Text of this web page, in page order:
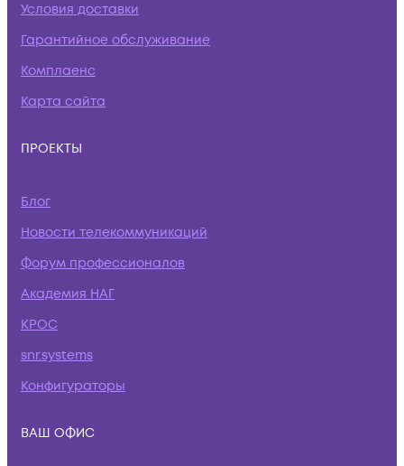
Условия доставки
Гарантийное обслуживание
Комплаенс
Карта сайта
ПРОЕКТЫ
Блог
Новости телекоммуникаций
Форум профессионалов
Академия НАГ
КРОС
snr.systems
Конфигураторы
ВАШ ОФИС